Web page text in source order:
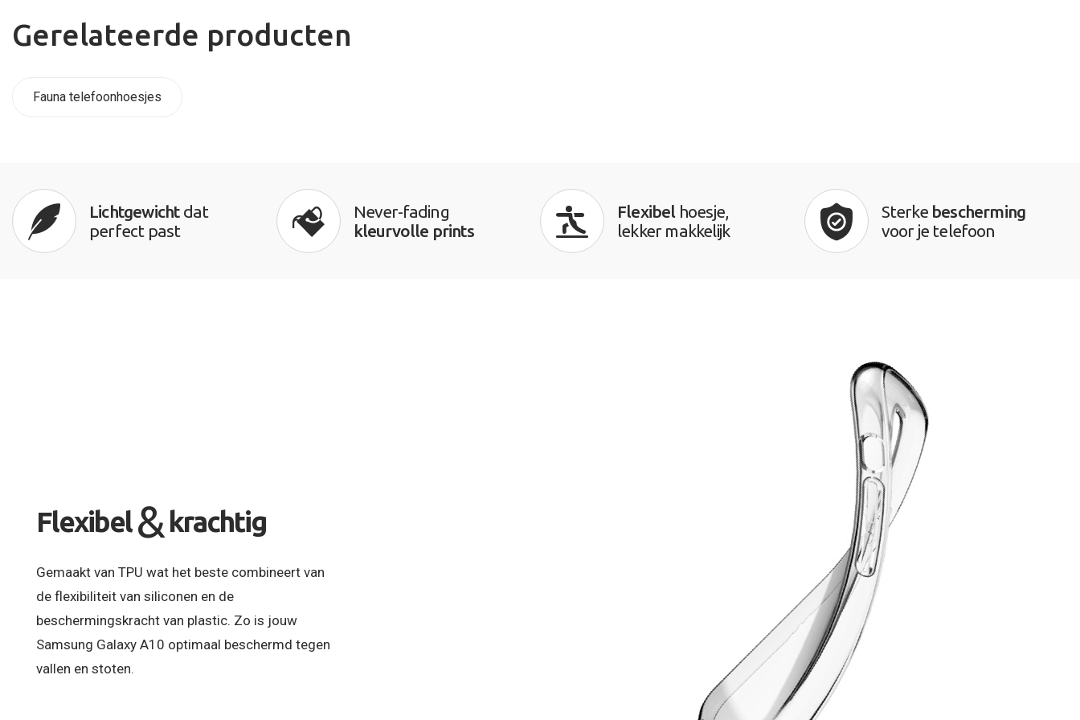
Gerelateerde producten
Fauna telefoonhoesjes
Lichtgewichtdat
perfect past
Never-fading
kleurvolle prints
Flexibelhoesje,
lekker makkelijk
Sterke bescherming
voor je telefoon
Flexibel & krachtig
Gemaakt van TPU wat het beste combineert van
de flexibiliteit van siliconen en de
beschermingskracht van plastic. Zo is jouw
Samsung Galaxy A10 optimaal beschermd tegen
vallen en stoten.